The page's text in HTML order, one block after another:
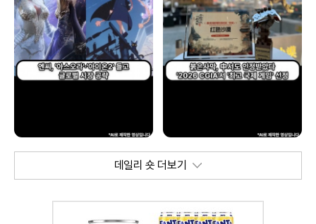
데일리 숏 더보기